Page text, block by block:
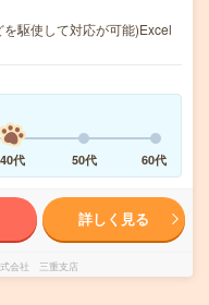
駆使して対応が可能)Excel
40代 50代 60代
詳しく見る
式会社 三重支店